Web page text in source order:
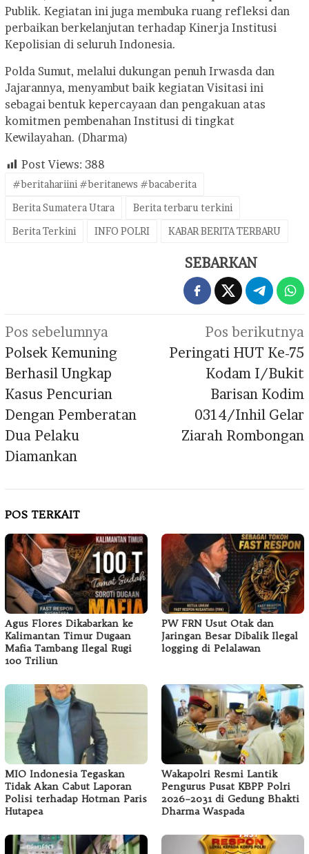
Publik. Kegiatan ini juga membuka ruang refleksi dan
perbaikan berkelanjutan terhadap Kinerja Institusi
Kepolisian di seluruh Indonesia.
Polda Sumut, melalui dukungan penuh Irwasda dan
Jajarannya, menyambut baik kegiatan Visitasi ini
sebagai bentuk kepercayaan dan pengakuan atas
komitmen pembenahan Institusi di tingkat
Kewilayahan. (Dharma)
Post Views: 388
#beritahariini #beritanews #bacaberita
Berita Sumatera Utara
Berita terbaru terkini
Berita Terkini
INFO POLRI KABAR BERITA TERBARU
SEBARKAN
Navigasi
pos
Pos sebelumnya
Polsek Kemuning
Berhasil Ungkap
Kasus Pencurian
Dengan Pemberatan
Dua Pelaku
Diamankan
Pos berikutnya
Peringati HUT Ke-75
Kodam I/Bukit
Barisan Kodim
0314/Inhil Gelar
Ziarah Rombongan
POS TERKAIT
Agus Flores Dikabarkan ke
Kalimantan Timur Dugaan
Mafia Tambang Ilegal Rugi
100 Triliun
PW FRN Usut Otak dan
Jaringan Besar Dibalik Ilegal
logging di Pelalawan
MIO Indonesia Tegaskan
Tidak Akan Cabut Laporan
Polisi terhadap Hotman Paris
Hutapea
Wakapolri Resmi Lantik
Pengurus Pusat KBPP Polri
2026–2031 di Gedung Bhakti
Dharma Waspada